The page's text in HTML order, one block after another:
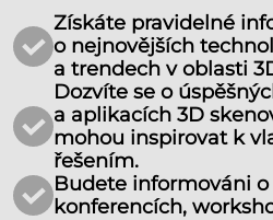
Získáte pravidelné
o nejnovějších
a trendech v oblasti
Dozvíte se o
a aplikacích 3D
mohou inspirovat k
řešením.
Budete informováni
konferencích,